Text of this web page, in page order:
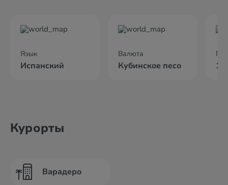
Язык
Испанский
Валюта
Кубинское песо
Курорты
Варадеро